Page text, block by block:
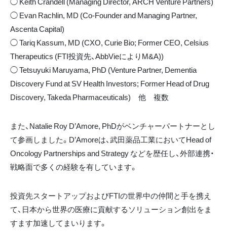
◯ Evan Rachlin, MD (Co-Founder and Managing Partner,
Ascenta Capital)
◯ Tariq Kassum, MD (CXO, Curie Bio; Former CEO, Celsius
Therapeutics (FTI投資先、AbbVieによりM&A))
◯ Tetsuyuki Maruyama, PhD (Venture Partner, Dementia
Discovery Fund at SV Health Investors; Former Head of Drug
Discovery, Takeda Pharmaceuticals) 他 複数
また、Natalie Roy D’Amore, PhDがベンチャーパートナーとし
て参画しました。D’Amoreは、武田薬品工業においてHead of
Oncology Partnerships and Strategy などを歴任し、外部連携・
戦略面で多くの経験を有しています。
投資先スタートアップおよびFTIの世界中の仲間と手を携え
て、日本から世界の医療に貢献するソリューション創出をま
すます加速してまいります。